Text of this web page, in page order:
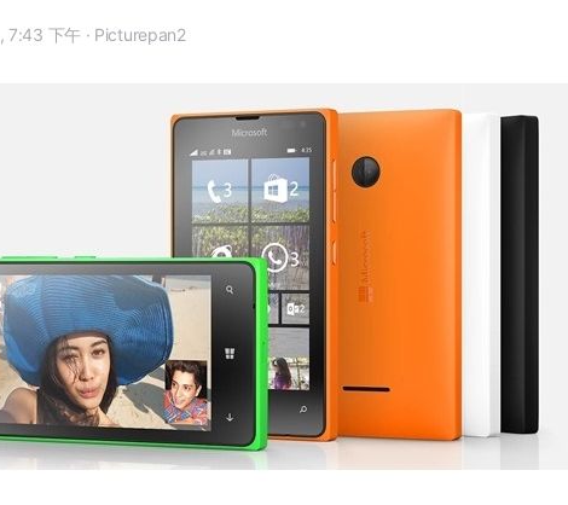
2015 年 1 月 14 日, 7:43 下午 · Picturepan2